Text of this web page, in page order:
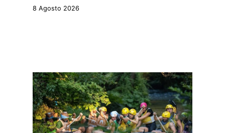
8 Agosto 2026